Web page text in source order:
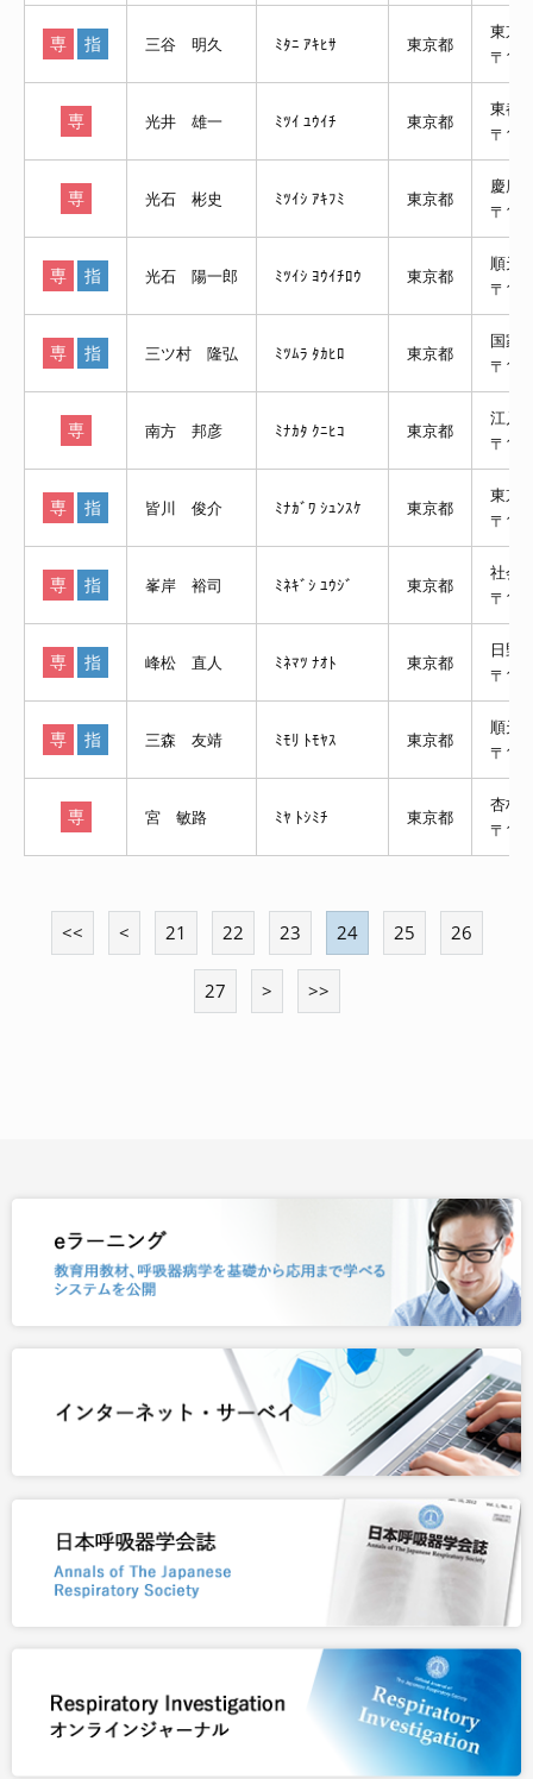
専 指 三谷 明久 ﾐﾀﾆ ｱｷﾋｻ 東京都
東京
〒
専 光井 雄一 ﾐﾂｲ ﾕｳｲﾁ 東京都
東都
〒
専 光石 彬史 ﾐﾂｲｼ ｱｷﾌﾐ 東京都
慶應
〒
専 指 光石 陽一郎 ﾐﾂｲｼ ﾖｳｲﾁﾛｳ 東京都
順天
〒
専 指 三ツ村 隆弘 ﾐﾂﾑﾗ ﾀｶﾋﾛ 東京都
国家
〒
専 南方 邦彦 ﾐﾅｶﾀ ｸﾆﾋｺ 東京都
江戸
〒
専 指 皆川 俊介 ﾐﾅｶﾞﾜ ｼｭﾝｽｹ 東京都
東京
〒
専 指 峯岸 裕司 ﾐﾈｷﾞｼ ﾕｳｼﾞ 東京都
社会
〒
専 指 峰松 直人 ﾐﾈﾏﾂ ﾅｵﾄ 東京都
日野
〒
専 指 三森 友靖 ﾐﾓﾘ ﾄﾓﾔｽ 東京都
順天
〒
専 宮 敏路 ﾐﾔ ﾄｼﾐﾁ 東京都
杏林
〒
<< < 21 22 23 24 25 26
27 > >>